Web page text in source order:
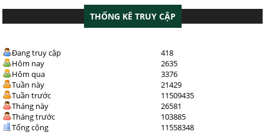
THỐNG KÊ TRUY CẬP
Đang truy cập
418
Hôm nay
2635
Hôm qua
3376
Tuần này
21429
Tuần trước
11509435
Tháng này
26581
Tháng trước
103885
Tổng cộng
11558348